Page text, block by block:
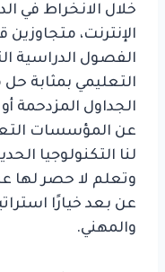
خلال الانخراط في
الإنترنت،
الفصول الدراسية
التعليمي بمثابة حل
الجداول المزدحمة
عن المؤسسات
لنا التكنولوجيا
وتعلم لا حصر لها
عن بعد خيارًا
والمهني.